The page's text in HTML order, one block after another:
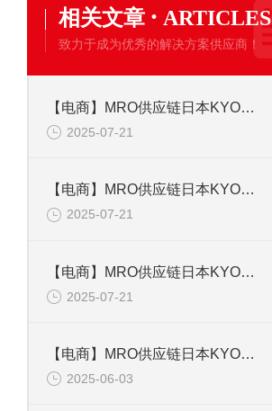
相关文章 · ARTICLES
致力于成为优秀的解决方案供应商！
【电商】MRO供应链日本KYOWA共和 应变片 KFGS-1-350-C1-23L5M3R
2025-07-21
【电商】MRO供应链日本KYOWA共和 应变片 KFGS-1-120-D16-11L5M3S
2025-07-21
【电商】MRO供应链日本KYOWA共和 通用箔式应变片KFGS-2-350-D1-23
2025-07-21
【电商】MRO供应链日本KYOWA共和 小型通用显示器WGI-400A-00E
2025-06-03